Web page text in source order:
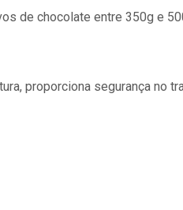
de chocolate entre 350g e
proporciona segurança no